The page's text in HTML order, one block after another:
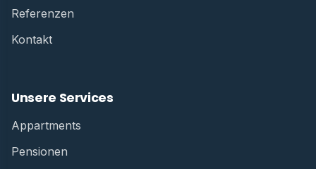
Referenzen
Kontakt
Unsere Services
Appartments
Pensionen